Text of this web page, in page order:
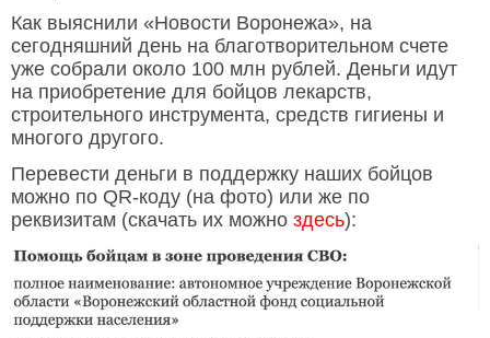
Как выяснили «Новости Воронежа», на
сегодняшний день на благотворительном счете
уже собрали около 100 млн рублей. Деньги идут
на приобретение для бойцов лекарств,
строительного инструмента, средств гигиены и
многого другого.
Перевести деньги в поддержку наших бойцов
можно по QR-коду (на фото) или же по
реквизитам (скачать их можно здесь):